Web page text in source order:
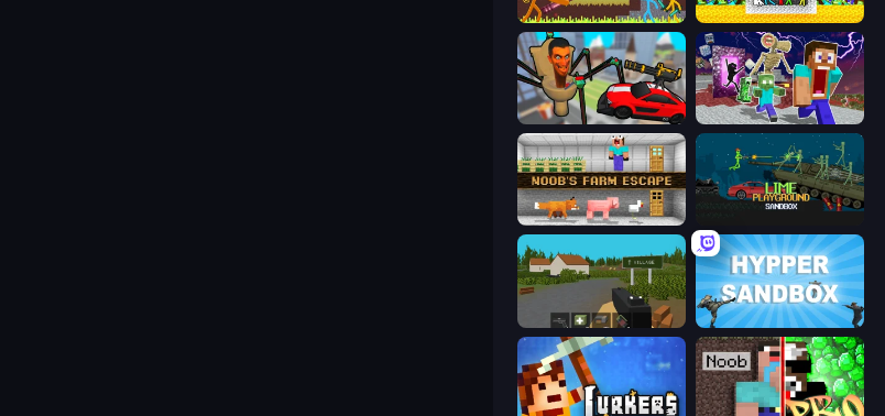
Stickman King Stick Fighter vs Zombies
Cars vs Skibidi Toilet Monster School Herobrine Siren Head
Noob's Farm Escape
ZombieCraft.io Hypper Sandbox